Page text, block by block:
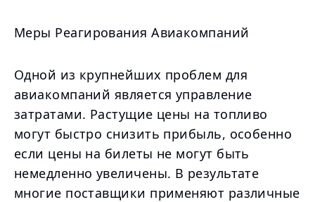
Меры Реагирования Авиакомпаний
Одной из крупнейших проблем для
авиакомпаний является управление
затратами. Растущие цены на топливо
могут быстро снизить прибыль, особенно
если цены на билеты не могут быть
немедленно увеличены. В результате
многие поставщики применяют различные